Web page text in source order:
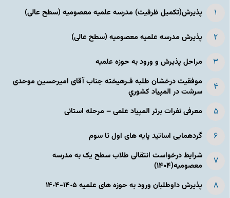
پذیرش(تکمیل ظرفیت) مدرسه علمیه معصومیه‌ (سطح عالی)
پذیرش مدرسه علمیه معصومیه‌ (سطح عالی)
مراحل پذیرش و ورود به حوزه علمیه
موفقیت درخشان طلبه فـرهیخته جناب آقای امیرحسین موحدی
سرشت در المپياد كشوري
معرفی نفرات برتر المپیاد علمی – مرحله استانی
گردهمایی اساتید پایه های اول تا سوم
شرایط درخواست انتقالی طلاب سطح یک به مدرسه
معصومیه(۱۴۰۴)
پذیرش داوطلبان ورود به حوزه های علمیه ١۴٠۵-١۴٠۴